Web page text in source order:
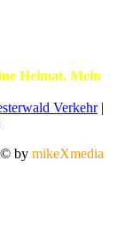
Heimat. Mein
Verkehr|
© by mikeXmedia